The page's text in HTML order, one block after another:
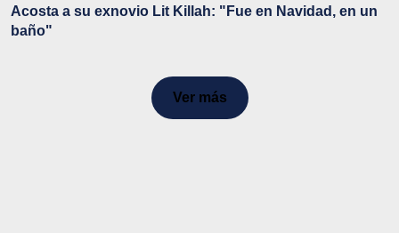
Acosta a su exnovio Lit Killah: "Fue en Navidad, en un
baño"
Ver más